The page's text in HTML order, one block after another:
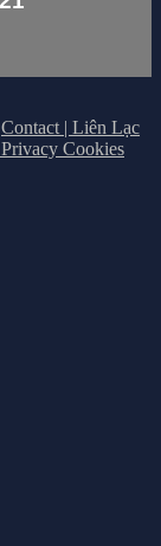
Contact | Liên Lạc
Privacy Cookies